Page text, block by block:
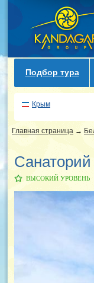
Подбор тура
Крым
Главная страница →
Санаторий
ВЫСОКИЙ УРОВЕНЬ